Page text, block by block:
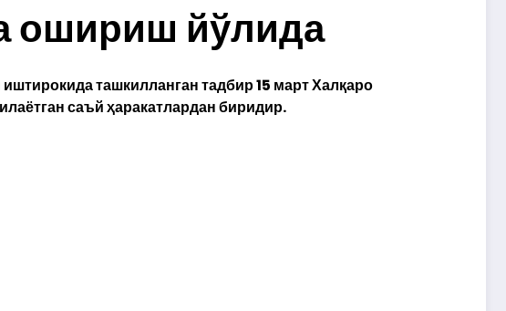
ошириш йўлида
ташкилланган тадбир 15 март Халқаро
саъй ҳаракатлардан биридир.